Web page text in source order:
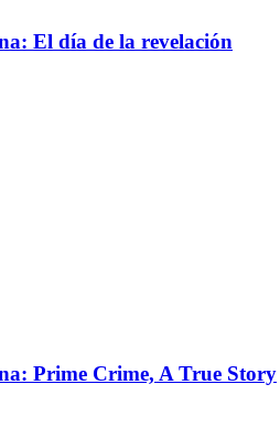
El día de la revelación
Prime Crime, A True Story